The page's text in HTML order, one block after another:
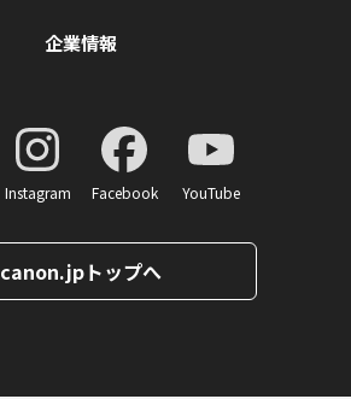
企業情報
Instagram Facebook YouTube
canon.jpトップへ